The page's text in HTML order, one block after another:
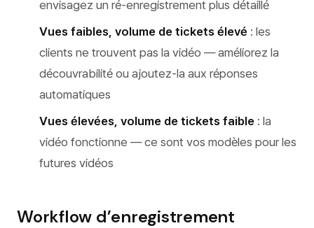
envisagez un ré-enregistrement plus détaillé
Vues faibles, volume de tickets élevé : les
clients ne trouvent pas la vidéo — améliorez la
découvrabilité ou ajoutez-la aux réponses
automatiques
Vues élevées, volume de tickets faible : la
vidéo fonctionne — ce sont vos modèles pour les
futures vidéos
Workflow d’enregistrement